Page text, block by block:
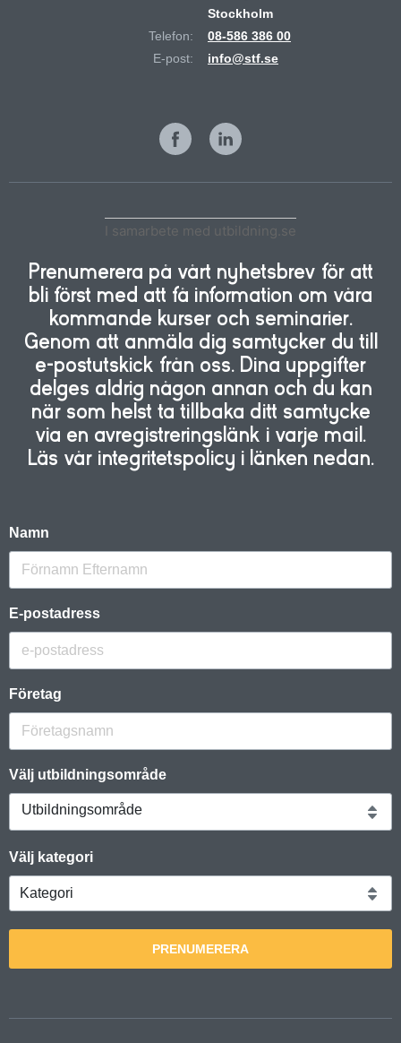
Stockholm
Telefon:
08-586 386 00
E-post:
info@stf.se
I samarbete med utbildning.se
Prenumerera på vårt nyhetsbrev för att
bli först med att få information om våra
kommande kurser och seminarier.
Genom att anmäla dig samtycker du till
e-postutskick från oss. Dina uppgifter
delges aldrig någon annan och du kan
när som helst ta tillbaka ditt samtycke
via en avregistreringslänk i varje mail.
Läs vår integritetspolicy i länken nedan.
Namn
E-postadress
Företag
Välj utbildningsområde
Utbildningsområde
Välj kategori
PRENUMERERA